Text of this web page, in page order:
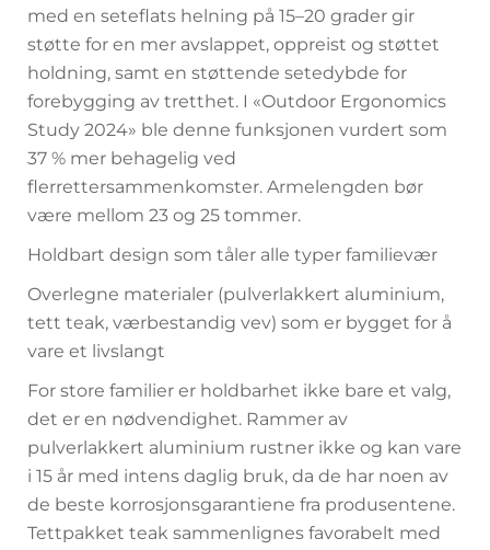
med en seteflats helning på 15–20 grader gir
støtte for en mer avslappet, oppreist og støttet
holdning, samt en støttende setedybde for
forebygging av tretthet. I «Outdoor Ergonomics
Study 2024» ble denne funksjonen vurdert som
37 % mer behagelig ved
flerrettersammenkomster. Armelengden bør
være mellom 23 og 25 tommer.
Holdbart design som tåler alle typer familievær
Overlegne materialer (pulverlakkert aluminium,
tett teak, værbestandig vev) som er bygget for å
vare et livslangt
For store familier er holdbarhet ikke bare et valg,
det er en nødvendighet. Rammer av
pulverlakkert aluminium rustner ikke og kan vare
i 15 år med intens daglig bruk, da de har noen av
de beste korrosjonsgarantiene fra produsentene.
Tettpakket teak sammenlignes favorabelt med